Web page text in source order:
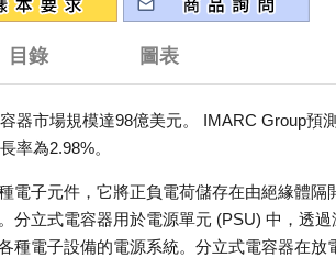
目錄 圖表
器市場規模達98億美元。 IMARC Group預
率為2.98%。
電子元件，它將正負電荷儲存在由絕緣體
分立式電容器用於電源單元 (PSU) 中，透
種電子設備的電源系統。分立式電容器在